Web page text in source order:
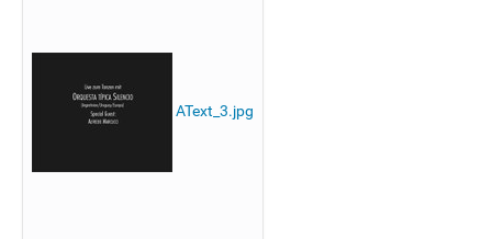
AText_3.jpg